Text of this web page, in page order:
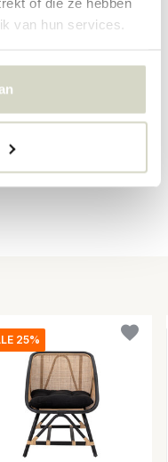
van hun services.
25%